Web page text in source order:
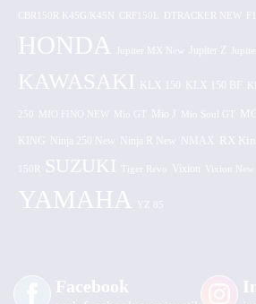
CBR150R K45G/K45N CRF150L DTRACKER NEW
HONDA Jupiter MX New Jupiter Z
KAWASAKI KLX 150 KLX 150 BF
250 MIO FINO NEW Mio GT Mio J Mio Soul GT
KING Ninja 250 New Ninja R New NMAX RX
150R SUZUKI Tiger Revo Vixion Vixion New
YAMAHA YZ 85
Facebook